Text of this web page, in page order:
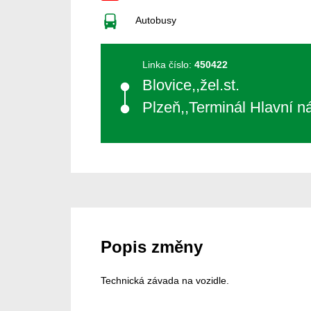
Autobusy
Linka číslo: 450422
Blovice,,žel.st.
Plzeň,,Terminál Hlavní
Popis změny
Technická závada na vozidle.